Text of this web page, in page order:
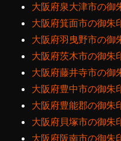
大阪府泉大津市の御
大阪府箕面市の御朱
大阪府羽曳野市の御
大阪府茨木市の御朱
大阪府藤井寺市の御
大阪府豊中市の御朱
大阪府豊能郡の御朱
大阪府貝塚市の御朱
大阪府阪南市の御朱